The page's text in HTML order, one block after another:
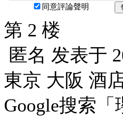
同意評論聲明
第 2 楼
匿名 发表于
東京 大阪 酒
Google搜索